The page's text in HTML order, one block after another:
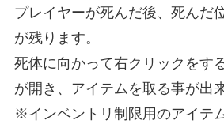
プレイヤーが死んだ後、死んだ
が残ります。
死体に向かって右クリックをす
が開き、アイテムを取る事が出
※インベントリ制限用のアイテ